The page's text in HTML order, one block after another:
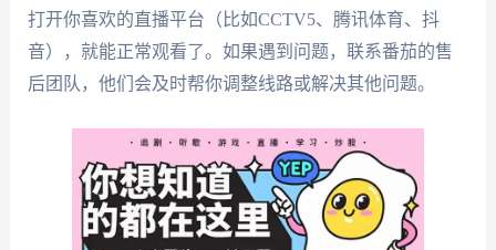
打开你喜欢的直播平台（比如CCTV5、腾讯体育、抖
音），就能正常观看了。如果遇到问题，联系番茄的售
后团队，他们会及时帮你调整线路或解决其他问题。